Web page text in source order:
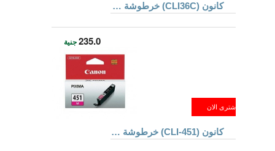
كانون (CLI36C) خرطوشة حبر مكونة من أربعة ألوان
235.0جنية
كانون (CLI-451) خرطوشة حبر للطابعات لون أرجوانى